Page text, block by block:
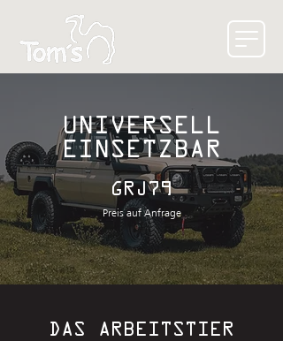
UNIVERSELL
EINSETZBAR
GRJ79
Preis auf Anfrage
DAS ARBEITSTIER